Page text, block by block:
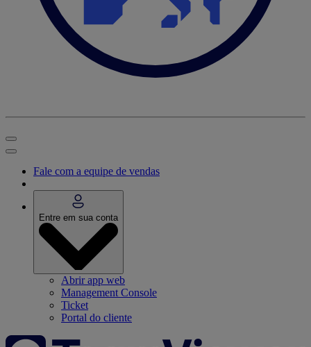
Fale com a equipe de vendas
Entre em sua conta
Abrir app web
Management Console
Ticket
Portal do cliente